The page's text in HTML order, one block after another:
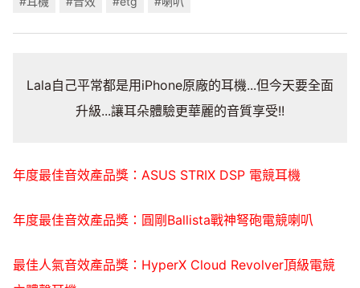
Lala自己平常都是用iPhone原廠的耳機...但今天要全面
升級...讓耳朵體驗更華麗的音質享受!!
年度最佳音效產品獎：ASUS STRIX DSP 電競耳機
年度最佳音效產品獎：圓剛Ballista戰神弩砲電競喇叭
最佳人氣音效產品獎：HyperX Cloud Revolver頂級電競